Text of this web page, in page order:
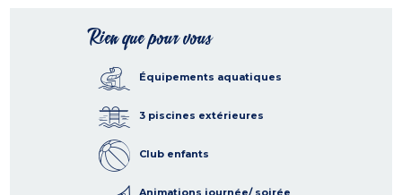
Rien que pour vous
Équipements aquatiques
3 piscines extérieures
Club enfants